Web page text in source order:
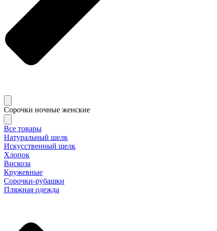
Сорочки ночные женские
Все товары
Натуральный шелк
Искусственный шелк
Хлопок
Вискоза
Кружевные
Сорочки-рубашки
Пляжная одежда